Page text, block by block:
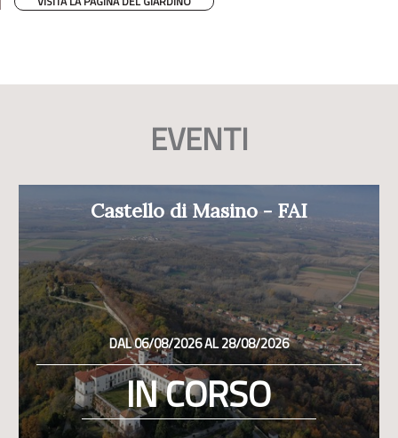
EVENTI
Castello di Masino - FAI
DAL 06/08/2026 AL 28/08/2026
IN CORSO